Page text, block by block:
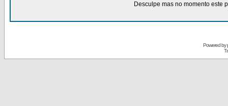
Desculpe mas no momento este
Powered by